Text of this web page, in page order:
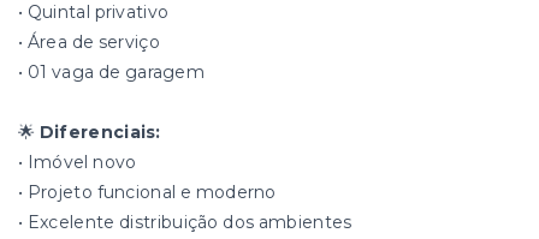
• Quintal privativo
• Área de serviço
• 01 vaga de garagem
🌟 Diferenciais:
• Imóvel novo
• Projeto funcional e moderno
• Excelente distribuição dos ambientes